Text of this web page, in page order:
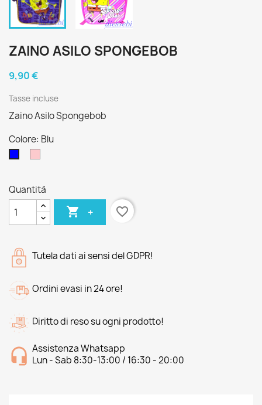
ZAINO ASILO SPONGEBOB
9,90 €
Tasse incluse
Zaino Asilo Spongebob
Colore: Blu
Quantità
 + favorite_border
Tutela dati ai sensi del GDPR!
Ordini evasi in 24 ore!
Diritto di reso su ogni prodotto!
Assistenza Whatsapp
Lun - Sab 8:30-13:00 / 16:30 - 20:00